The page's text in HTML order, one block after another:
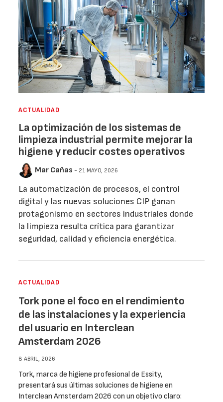
ACTUALIDAD
La optimización de los sistemas de
limpieza industrial permite mejorar la
higiene y reducir costes operativos
Mar Cañas - 21 MAYO, 2026
La automatización de procesos, el control
digital y las nuevas soluciones CIP ganan
protagonismo en sectores industriales donde
la limpieza resulta crítica para garantizar
seguridad, calidad y eficiencia energética.
ACTUALIDAD
Tork pone el foco en el rendimiento
de las instalaciones y la experiencia
del usuario en Interclean
Amsterdam 2026
8 ABRIL, 2026
Tork, marca de higiene profesional de Essity,
presentará sus últimas soluciones de higiene en
Interclean Amsterdam 2026 con un objetivo claro: